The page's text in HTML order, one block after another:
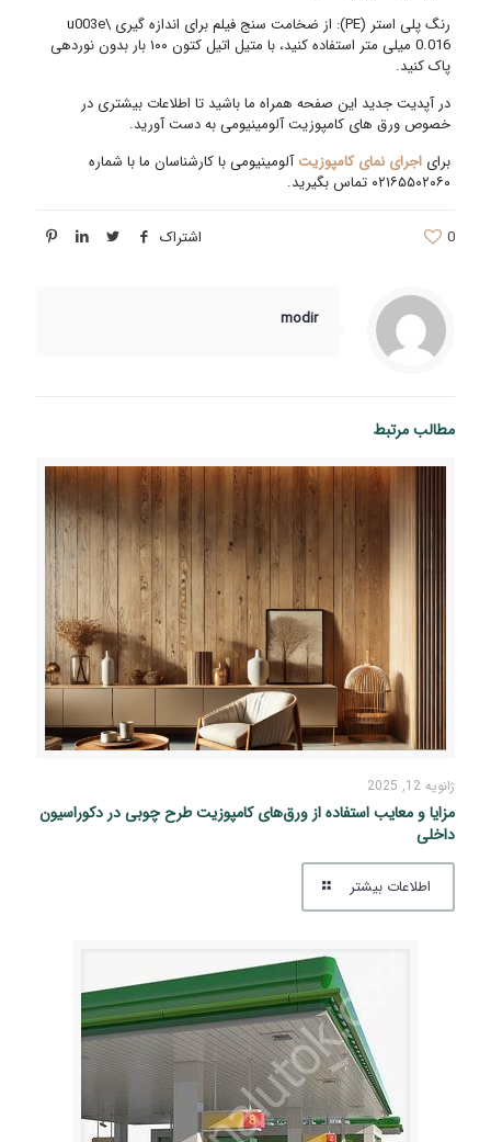
رنگ پلی استر (PE): از ضخامت سنج فیلم برای اندازه گیری \u003e
0.016 میلی متر استفاده کنید، با متیل اتیل کتون ۱۰۰ بار بدون نوردهی
پاک کنید.
در آپدیت جدید این صفحه همراه ما باشید تا اطلاعات بیشتری در
خصوص ورق های کامپوزیت آلومینیومی به دست آورید.
برای اجرای نمای کامپوزیتآلومینیومی با کارشناسان ما با شماره
۰۲۱۶۵۵۰۲۰۶۰ تماس بگیرید.
اشتراک 0
modir
مطالب مرتبط
ژانویه 12, 2025
مزایا و معایب استفاده از ورق‌های کامپوزیت طرح چوبی در دکوراسیون
داخلی
اطلاعات بیشتر